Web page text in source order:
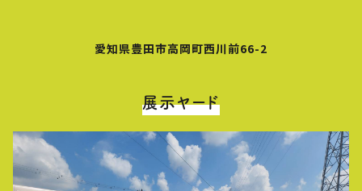
愛知県豊田市高岡町西川前66-2
展示ヤード